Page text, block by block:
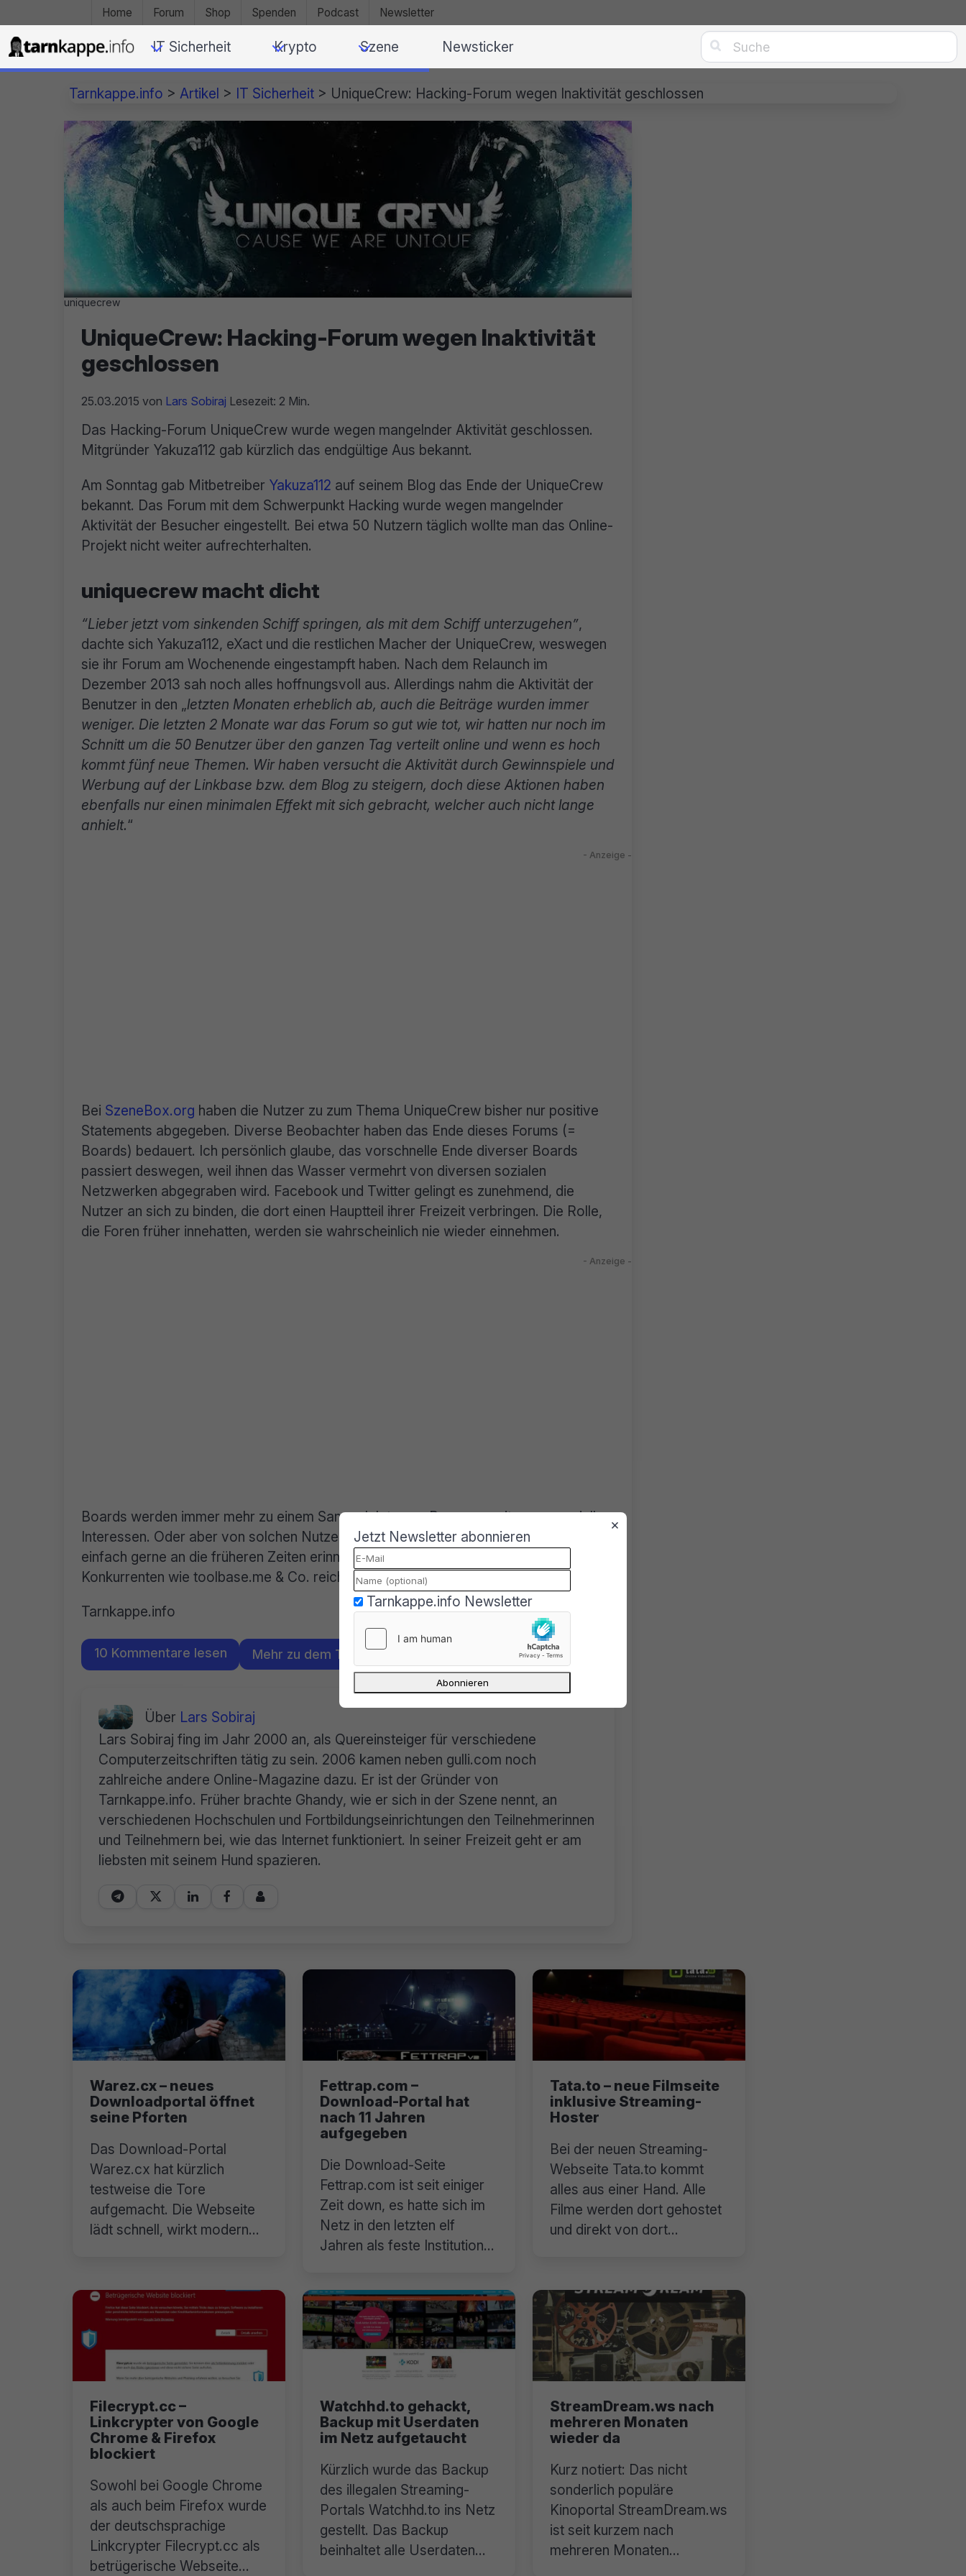
Home Forum Shop Spenden Podcast Newsletter
IT Sicherheit Krypto Szene Newsticker 
Tarnkappe.info > Artikel > IT Sicherheit > UniqueCrew: Hacking-Forum wegen Inaktivität geschlossen
uniquecrew
UniqueCrew: Hacking-Forum wegen Inaktivität
geschlossen
25.03.2015 von Lars Sobiraj Lesezeit: 2 Min.
Das Hacking-Forum UniqueCrew wurde wegen mangelnder Aktivität geschlossen.
Mitgründer Yakuza112 gab kürzlich das endgültige Aus bekannt.
Am Sonntag gab Mitbetreiber Yakuza112 auf seinem Blog das Ende der UniqueCrew
bekannt. Das Forum mit dem Schwerpunkt Hacking wurde wegen mangelnder
Aktivität der Besucher eingestellt. Bei etwa 50 Nutzern täglich wollte man das Online-
Projekt nicht weiter aufrechterhalten.
uniquecrew macht dicht
“Lieber jetzt vom sinkenden Schiff springen, als mit dem Schiff unterzugehen”,
dachte sich Yakuza112, eXact und die restlichen Macher der UniqueCrew, weswegen
sie ihr Forum am Wochenende eingestampft haben. Nach dem Relaunch im
Dezember 2013 sah noch alles hoffnungsvoll aus. Allerdings nahm die Aktivität der
Benutzer in den „letzten Monaten erheblich ab, auch die Beiträge wurden immer
weniger. Die letzten 2 Monate war das Forum so gut wie tot, wir hatten nur noch im
Schnitt um die 50 Benutzer über den ganzen Tag verteilt online und wenn es hoch
kommt fünf neue Themen. Wir haben versucht die Aktivität durch Gewinnspiele und
Werbung auf der Linkbase bzw. dem Blog zu steigern, doch diese Aktionen haben
ebenfalls nur einen minimalen Effekt mit sich gebracht, welcher auch nicht lange
anhielt.“
Bei SzeneBox.org haben die Nutzer zu zum Thema UniqueCrew bisher nur positive
Statements abgegeben. Diverse Beobachter haben das Ende dieses Forums (=
Boards) bedauert. Ich persönlich glaube, das vorschnelle Ende diverser Boards
passiert deswegen, weil ihnen das Wasser vermehrt von diversen sozialen
Netzwerken abgegraben wird. Facebook und Twitter gelingt es zunehmend, die
Nutzer an sich zu binden, die dort einen Hauptteil ihrer Freizeit verbringen. Die Rolle,
die Foren früher innehatten, werden sie wahrscheinlich nie wieder einnehmen.
Boards werden immer mehr zu einem Sammelplatz von Personen mit ganz speziellen
Interessen. Oder aber von solchen Nutzern, die sich aufgrund ihres Alters etc.
einfach gerne an die früheren Zeiten erinnern wollen. Man wird sehen, ob dies für
Konkurrenten wie toolbase.me & Co. reichen wird, um dauerhaft bestehen zu können.
Tarnkappe.info
10 Kommentare lesen Mehr zu dem Thema
Über Lars Sobiraj
Lars Sobiraj fing im Jahr 2000 an, als Quereinsteiger für verschiedene
Computerzeitschriften tätig zu sein. 2006 kamen neben gulli.com noch
zahlreiche andere Online-Magazine dazu. Er ist der Gründer von
Tarnkappe.info. Früher brachte Ghandy, wie er sich in der Szene nennt, an
verschiedenen Hochschulen und Fortbildungseinrichtungen den Teilnehmerinnen
und Teilnehmern bei, wie das Internet funktioniert. In seiner Freizeit geht er am
liebsten mit seinem Hund spazieren.
    
Warez.cx – neues
Downloadportal öffnet
seine Pforten
Das Download-Portal
Warez.cx hat kürzlich
testweise die Tore
aufgemacht. Die Webseite
lädt schnell, wirkt modern
Fettrap.com –
Download-Portal hat
nach 11 Jahren
aufgegeben
Die Download-Seite
Fettrap.com ist seit einiger
Zeit down, es hatte sich im
Netz in den letzten elf
Jahren als feste Institution
Tata.to – neue Filmseite
inklusive Streaming-
Hoster
Bei der neuen Streaming-
Webseite Tata.to kommt
alles aus einer Hand. Alle
Filme werden dort gehostet
und direkt von dort
Filecrypt.cc –
Linkcrypter von Google
Chrome & Firefox
blockiert
Sowohl bei Google Chrome
als auch beim Firefox wurde
der deutschsprachige
Linkcrypter Filecrypt.cc als
betrügerische Webseite
Watchhd.to gehackt,
Backup mit Userdaten
im Netz aufgetaucht
Kürzlich wurde das Backup
des illegalen Streaming-
Portals Watchhd.to ins Netz
gestellt. Das Backup
beinhaltet alle Userdaten
StreamDream.ws nach
mehreren Monaten
wieder da
Kurz notiert: Das nicht
sonderlich populäre
Kinoportal StreamDream.ws
ist seit kurzem nach
mehreren Monaten
×
Jetzt Newsletter abonnieren
Tarnkappe.info Newsletter